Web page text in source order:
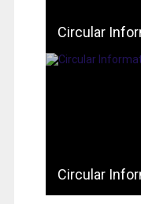
Circular
Circular